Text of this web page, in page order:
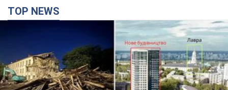
TOP NEWS